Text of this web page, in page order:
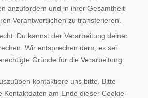
anzufordern und in ihrer Gesamtheit
Verantwortlichen zu transferieren.
Du kannst der Verarbeitung deiner
Wir entsprechen dem, es sei
Gründe für die Verarbeitung.
kontaktiere uns bitte. Bitte
Kontaktdaten am Ende dieser Cookie-